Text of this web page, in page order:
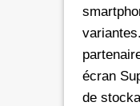
écran
de
30 jours, et ce, en
code d'une recharge de 30